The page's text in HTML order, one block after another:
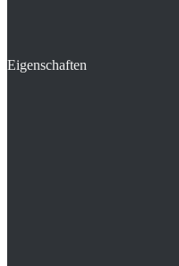
Eigenschaften